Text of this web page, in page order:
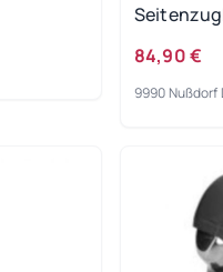
84,90 €
9990